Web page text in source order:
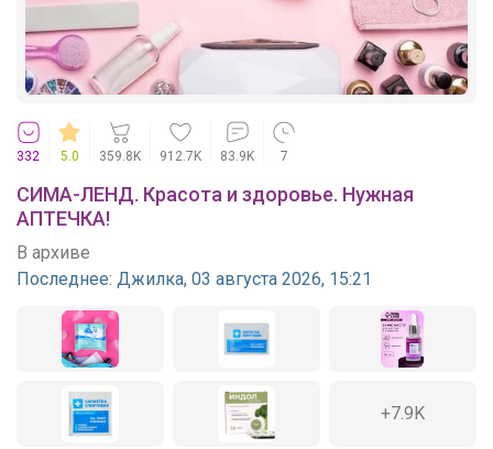
332 5.0 359.8K 912.7K 83.9K 7
СИМА-ЛЕНД. Красота и здоровье. Нужная
АПТЕЧКА!
В архиве
Последнее:
Джилка, 03 августа 2026, 15:21
+7.9K